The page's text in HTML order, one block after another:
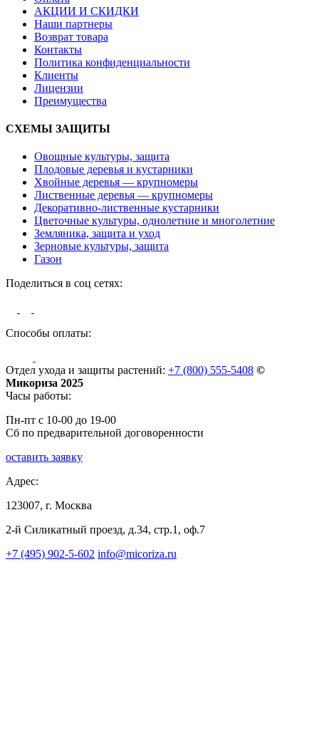
АКЦИИ И СКИДКИ
Наши партнеры
Возврат товара
Контакты
Политика конфиденциальности
Клиенты
Лицензии
Преимущества
СХЕМЫ ЗАЩИТЫ
Овощные культуры, защита
Плодовые деревья и кустарники
Хвойные деревья — крупномеры
Лиственные деревья — крупномеры
Декоративно-лиственные кустарники
Цветочные культуры, однолетние и многолетние
Земляника, защита и уход
Зерновые культуры, защита
Газон
Поделиться в соц сетях:
Способы оплаты:
Отдел ухода и защиты растений: +7 (800) 555-5408 ©
Микориза 2025
Часы работы:
Пн-пт с 10-00 до 19-00
Сб по предварительной договоренности
оставить заявку
Адрес:
123007, г. Москва
2-й Силикатный проезд, д.34, стр.1, оф.7
+7 (495) 902-5-602 info@micoriza.ru